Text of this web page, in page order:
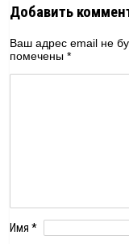
Добавить
Ваш адрес email не
помечены *
Имя *